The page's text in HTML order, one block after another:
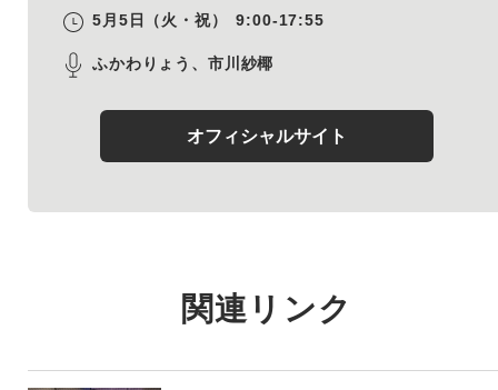
5月5日（火・祝） 9:00-17:55
ふかわりょう、市川紗椰
オフィシャルサイト
関連リンク